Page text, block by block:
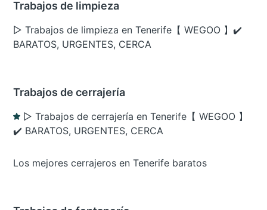
Trabajos de limpieza
▷ Trabajos de limpieza en Tenerife【 WEGOO 】✔️
BARATOS, URGENTES, CERCA
Trabajos de cerrajería
▷ Trabajos de cerrajería en Tenerife【 WEGOO 】
✔️ BARATOS, URGENTES, CERCA
Los mejores cerrajeros en Tenerife baratos